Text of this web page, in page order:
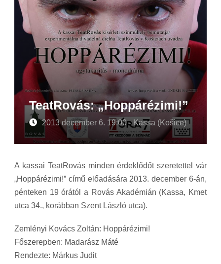
TeatRovás: „Hoppárézimi!”
2013 december 6. 19:00 - Kassa (Košice)
A kassai TeatRovás minden érdeklődőt szeretettel vár
„Hoppárézimi!” című előadására 2013. december 6-án,
pénteken 19 órától a Rovás Akadémián (Kassa, Kmet
utca 34., korábban Szent László utca).
Zemlényi Kovács Zoltán: Hoppárézimi!
Főszerepben: Madarász Máté
Rendezte: Márkus Judit